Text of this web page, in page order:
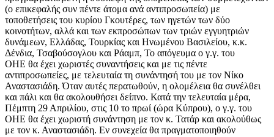
(ο επικεφαλής συν πέντε άτομα ανά αντιπροσωπεία) με
τοποθετήσεις του κυρίου Γκουτέρες, των ηγετών των δύο
κοινοτήτων, αλλά και των εκπροσώπων των τριών εγγυητριών
δυνάμεων, Ελλάδας, Τουρκίας και Ηνωμένου Βασιλείου, κ.κ.
Δένδια, Τσαβούσογλου και Ράαμπ, Το απόγευμα ο γ.γ. του
ΟΗΕ θα έχει χωριστές συναντήσεις και με τις πέντε
αντιπροσωπείες, με τελευταία τη συνάντησή του με τον Νίκο
Αναστασιάδη. Όταν αυτές περατωθούν, η ολομέλεια θα συνέλθει
και πάλι και θα ακολουθήσει δείπνο. Κατά την τελευταία μέρα,
Πέμπτη 29 Απριλίου, στις 10 το πρωί (ώρα Κύπρου), ο γ.γ. του
ΟΗΕ θα έχει χωριστή συνάντηση με τον κ. Τατάρ και ακολούθως
με τον κ. Αναστασιάδη. Εν συνεχεία θα πραγματοποιηθούν